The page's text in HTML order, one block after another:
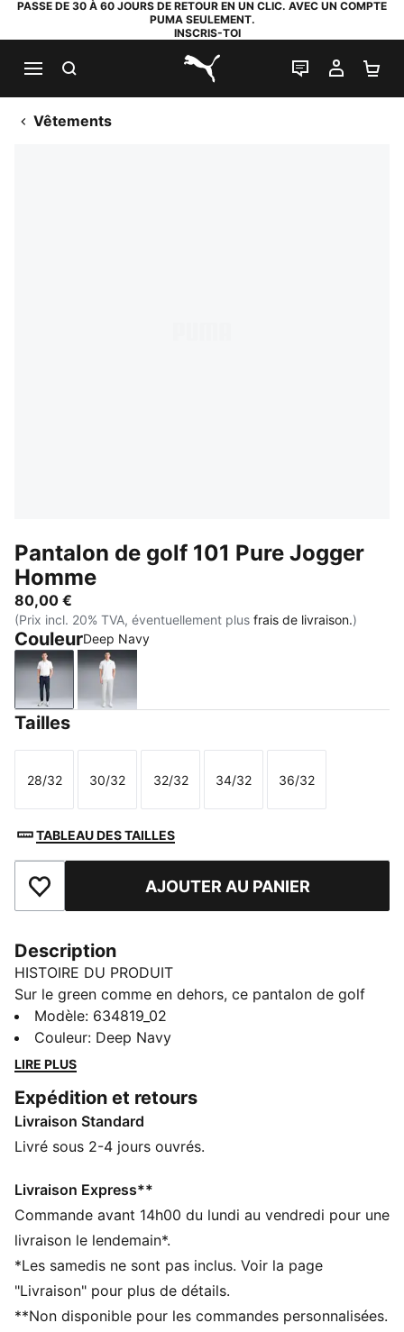
PASSE DE 30 À 60 JOURS DE RETOUR EN UN CLIC. AVEC UN COMPTE
PUMA SEULEMENT.
INSCRIS-TOI
PUMA.com
LIVE CHAT
MON
Vêtements
Pantalon de golf 101 Pure Jogger
Homme
80,00 €
(Prix incl. 20% TVA, éventuellement plus frais de livraison.)
CouleurDeep Navy
Deep NavyPlatino Gray
Tailles
Taille
28/32
Taille
30/32
Taille
32/32
Taille
34/32
Taille
36/32
TABLEAU DES TAILLES
Ajouter aux favorisAJOUTER AU PANIER
Description
HISTOIRE DU PRODUIT
Sur le green comme en dehors, ce pantalon de golf
t'aide à garder un style élégant et des mouvements
fluides. La coupe ajustée, la taille extensible et les
poignets élastiques te permettent d’avancer sur le
chaque coup.
CARACTÉRISTIQUES + AVANTAGES
Confectionné avec un minimum de 50 % de matériaux
DÉTAILS
Coupe : Coupe ajustée
Matière principale : Sergé tissé
Longueur : Longueur : sous le genou
Taille : moyen
Modèle: 634819_02
Couleur: Deep Navy
LIRE PLUS
Expédition et retours
Livraison Standard
Livré sous 2-4 jours ouvrés.
Livraison Express**
Commande avant 14h00 du lundi au vendredi pour une
livraison le lendemain*.
*Les samedis ne sont pas inclus. Voir la page
"Livraison" pour plus de détails.
**Non disponible pour les commandes personnalisées.